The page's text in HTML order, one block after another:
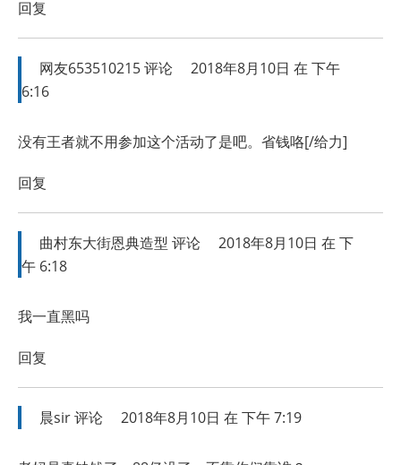
回复
网友653510215评论
2018年8月10日 在 下午
6:16
没有王者就不用参加这个活动了是吧。省钱咯[/给力]
回复
曲村东大街恩典造型 评论
2018年8月10日 在 下
午 6:18
我一直黑吗
回复
晨sir评论 2018年8月10日 在 下午 7:19